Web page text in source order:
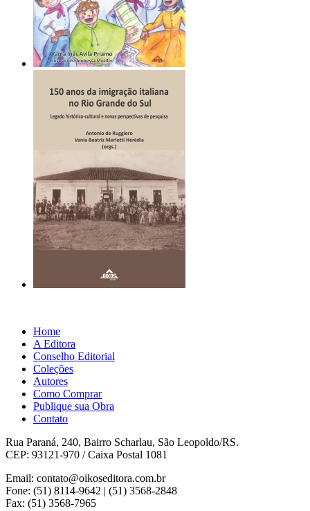
Home
A Editora
Conselho Editorial
Coleções
Autores
Como Comprar
Publique sua Obra
Contato
Rua Paraná, 240, Bairro Scharlau, São Leopoldo/RS.
CEP: 93121-970 / Caixa Postal 1081
Email: contato@oikoseditora.com.br
Fone: (51) 8114-9642 | (51) 3568-2848
Fax: (51) 3568-7965